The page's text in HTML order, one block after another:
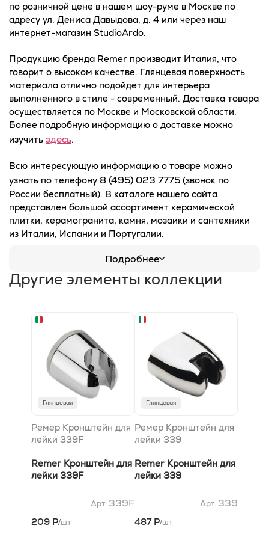
по розничной цене в нашем шоу-руме в Москве по
адресу ул. Дениса Давыдова, д. 4 или через наш
интернет-магазин StudioArdo.
Продукцию бренда Remer производит Италия, что
говорит о высоком качестве. Глянцевая поверхность
материала отлично подойдет для интерьера
выполненного в стиле - современный. Доставка товара
осуществляется по Москве и Московской области.
Более подробную информацию о доставке можно
изучить здесь.
Всю интересующую информацию о товаре можно
узнать по телефону 8 (495) 023 7775 (звонок по
России бесплатный). В каталоге нашего сайта
представлен большой ассортимент керамической
плитки, керамогранита, камня, мозаики и сантехники
из Италии, Испании и Португалии.
Подробнее
Другие элементы коллекции
Глянцевая
Ремер Кронштейн для
лейки 339F
Remer Кронштейн для
лейки 339F
Арт. 339F
209 Р/шт
Глянцевая
Ремер Кронштейн для
лейки 339
Remer Кронштейн для
лейки 339
Арт. 339
487 Р/шт